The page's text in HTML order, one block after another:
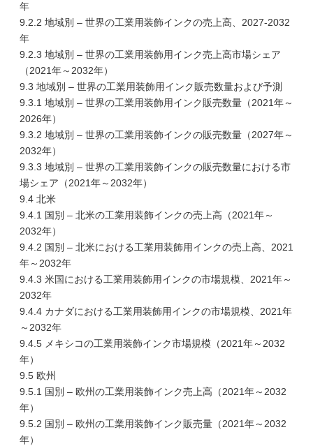
年
9.2.2 地域別 – 世界の工業用装飾インクの売上高、2027-2032
年
9.2.3 地域別 – 世界の工業用装飾用インク売上高市場シェア
（2021年～2032年）
9.3 地域別 – 世界の工業用装飾用インク販売数量および予測
9.3.1 地域別 – 世界の工業用装飾用インク販売数量（2021年～
2026年）
9.3.2 地域別 – 世界の工業用装飾インクの販売数量（2027年～
2032年）
9.3.3 地域別 – 世界の工業用装飾インクの販売数量における市
場シェア（2021年～2032年）
9.4 北米
9.4.1 国別 – 北米の工業用装飾インクの売上高（2021年～
2032年）
9.4.2 国別 – 北米における工業用装飾用インクの売上高、2021
年～2032年
9.4.3 米国における工業用装飾用インクの市場規模、2021年～
2032年
9.4.4 カナダにおける工業用装飾用インクの市場規模、2021年
～2032年
9.4.5 メキシコの工業用装飾インク市場規模（2021年～2032
年）
9.5 欧州
9.5.1 国別 – 欧州の工業用装飾インク売上高（2021年～2032
年）
9.5.2 国別 – 欧州の工業用装飾インク販売量（2021年～2032
年）